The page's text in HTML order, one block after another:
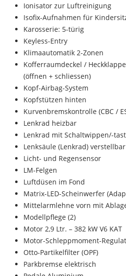
Ionisator zur Luftreinigung
Isofix-Aufnahmen für
Karosserie: 5-türig
Keyless-Entry
Klimaautomatik 2-Zonen
Kofferraumdeckel /
(öffnen + schliessen)
Kopf-Airbag-System
Kopfstützen hinten
Kurvenbremskontrolle (CBC /
Lenkrad heizbar
Lenkrad mit Schaltwippen/-
Lenksäule (Lenkrad)
Licht- und Regensensor
LM-Felgen
Luftdüsen im Fond
Matrix-LED-Scheinwerfer
Mittelarmlehne vorn mit
Modellpflege (2)
Motor 2,9 Ltr. – 382 kW V6 KAT
Motor-Schleppmoment-
Otto-Partikelfilter (OPF)
Parkbremse elektrisch